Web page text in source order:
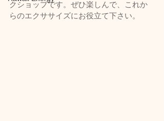
クショップです。ぜひ楽しんで、これか
らのエクササイズにお役立て下さい。